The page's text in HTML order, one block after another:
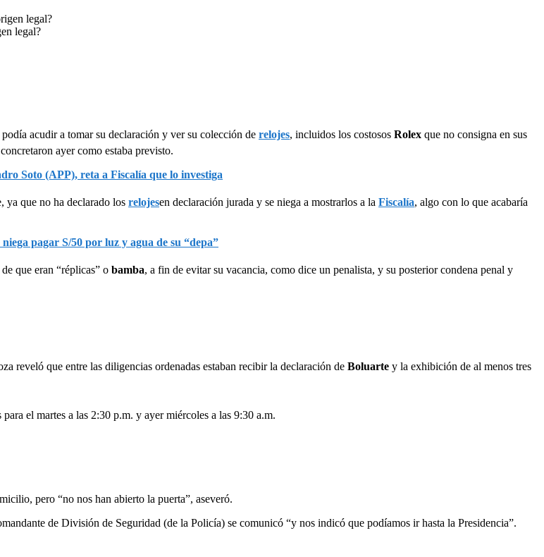
legal?
acudir a tomar su declaración y ver su colección de relojes, incluidos los costosos Rolex que no consigna en sus
ayer como estaba previsto.
Soto (APP), reta a Fiscalía que lo investiga
ya que no ha declarado los relojesen declaración jurada y se niega a mostrarlos a la Fiscalía, algo con lo que acabaría
pagar S/50 por luz y agua de su “depa”
que eran “réplicas” o bamba, a fin de evitar su vacancia, como dice un penalista, y su posterior condena penal y
reveló que entre las diligencias ordenadas estaban recibir la declaración de Boluarte y la exhibición de al menos tres
para el martes a las 2:30 p.m. y ayer miércoles a las 9:30 a.m.
pero “no nos han abierto la puerta”, aseveró.
de División de Seguridad (de la Policía) se comunicó “y nos indicó que podíamos ir hasta la Presidencia”.